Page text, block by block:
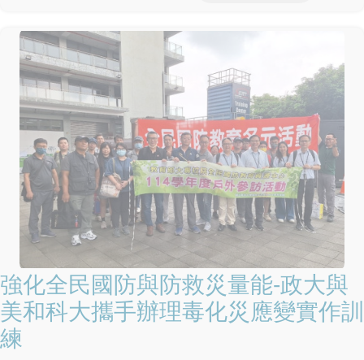
強化全民國防與防救災量能-政大與
美和科大攜手辦理毒化災應變實作訓
練